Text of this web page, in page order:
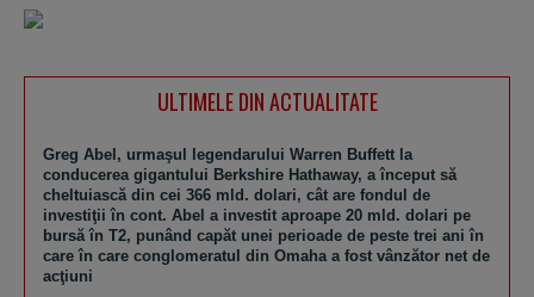
ULTIMELE DIN ACTUALITATE
Greg Abel, urmaşul legendarului Warren Buffett la
conducerea gigantului Berkshire Hathaway, a început să
cheltuiască din cei 366 mld. dolari, cât are fondul de
investiţii în cont. Abel a investit aproape 20 mld. dolari pe
bursă în T2, punând capăt unei perioade de peste trei ani în
care în care conglomeratul din Omaha a fost vânzător net de
acţiuni